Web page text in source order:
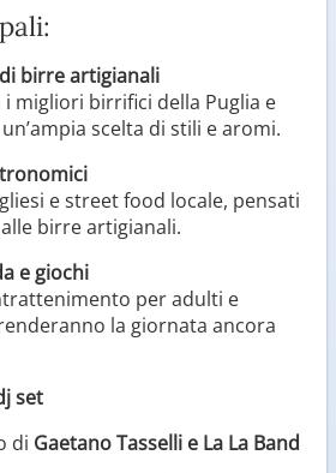
birre artigianali
i migliori birrifici della Puglia e
scelta di stili e aromi.
e street food locale, pensati
birre artigianali.
e giochi
per adulti e
la giornata ancora
set
di Gaetano Tasselli e La La Band